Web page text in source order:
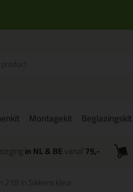
Montagekit Beglazingskit
in NL & BEvanaf 75,-
218 in Sikkens kleur